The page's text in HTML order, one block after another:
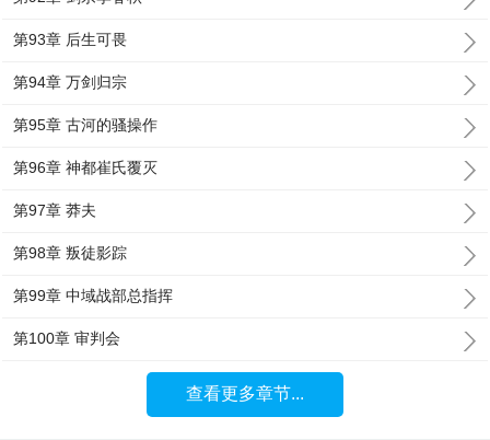
第93章 后生可畏
第94章 万剑归宗
第95章 古河的骚操作
第96章 神都崔氏覆灭
第97章 莽夫
第98章 叛徒影踪
第99章 中域战部总指挥
第100章 审判会
查看更多章节...